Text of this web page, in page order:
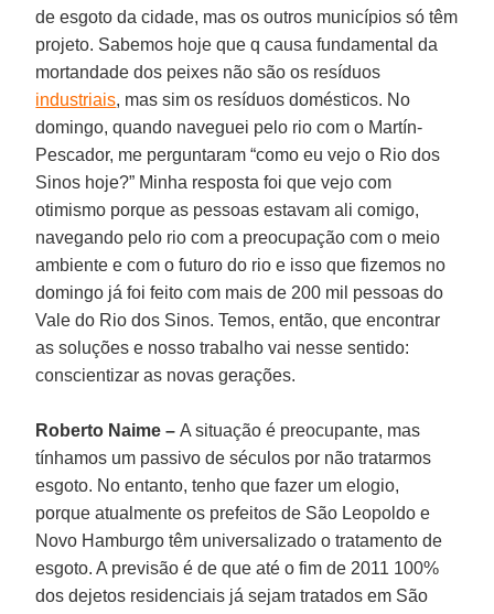
de esgoto da cidade, mas os outros municípios só têm
projeto. Sabemos hoje que q causa fundamental da
mortandade dos peixes não são os resíduos
industriais, mas sim os resíduos domésticos. No
domingo, quando naveguei pelo rio com o Martín-
Pescador, me perguntaram “como eu vejo o Rio dos
Sinos hoje?” Minha resposta foi que vejo com
otimismo porque as pessoas estavam ali comigo,
navegando pelo rio com a preocupação com o meio
ambiente e com o futuro do rio e isso que fizemos no
domingo já foi feito com mais de 200 mil pessoas do
Vale do Rio dos Sinos. Temos, então, que encontrar
as soluções e nosso trabalho vai nesse sentido:
conscientizar as novas gerações.
Roberto Naime –A situação é preocupante, mas
tínhamos um passivo de séculos por não tratarmos
esgoto. No entanto, tenho que fazer um elogio,
porque atualmente os prefeitos de São Leopoldo e
Novo Hamburgo têm universalizado o tratamento de
esgoto. A previsão é de que até o fim de 2011 100%
dos dejetos residenciais já sejam tratados em São